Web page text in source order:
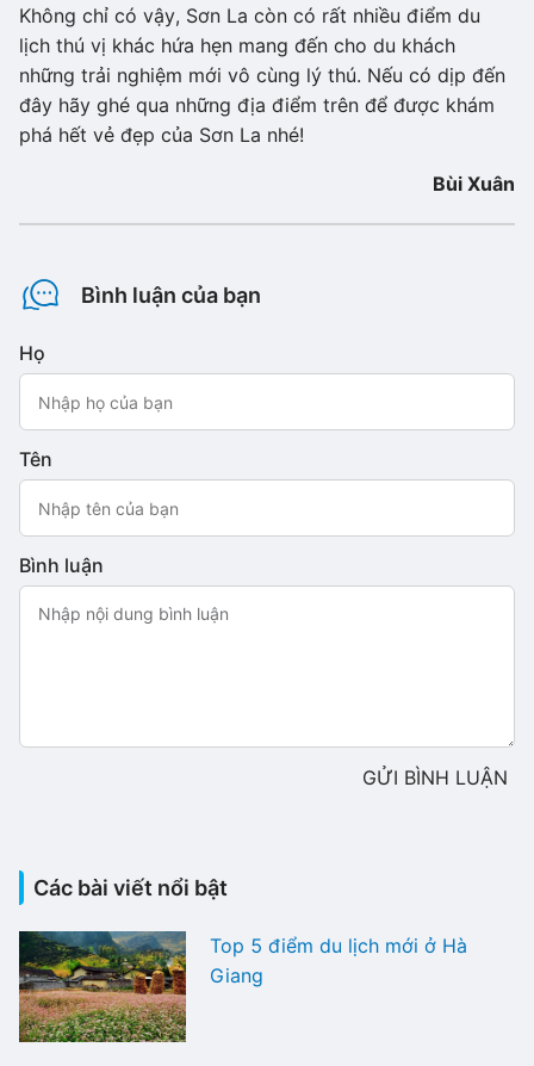
Không chỉ có vậy, Sơn La còn có rất nhiều điểm du
lịch thú vị khác hứa hẹn mang đến cho du khách
những trải nghiệm mới vô cùng lý thú. Nếu có dịp đến
đây hãy ghé qua những địa điểm trên để được khám
phá hết vẻ đẹp của Sơn La nhé!
Bùi Xuân
Bình luận của bạn
Họ
Tên
Bình luận
GỬI BÌNH LUẬN
Các bài viết nổi bật
Top 5 điểm du lịch mới ở Hà
Giang